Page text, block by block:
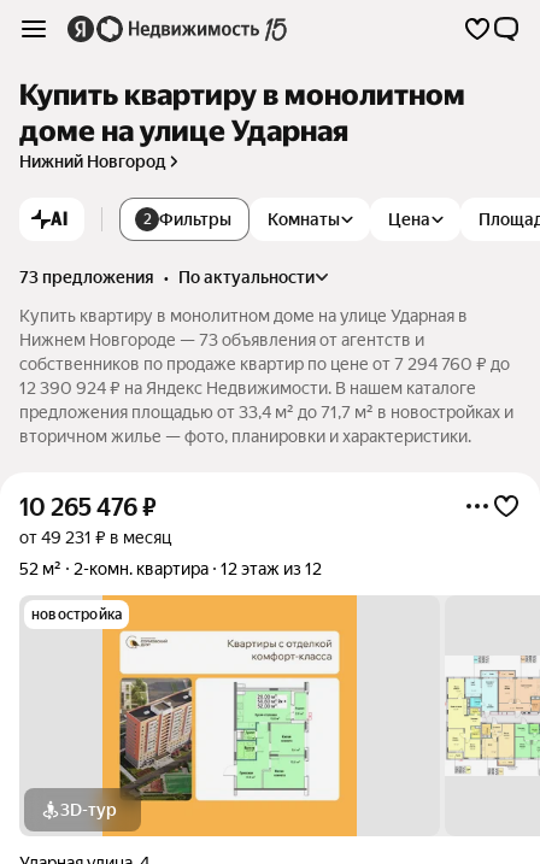
Купить квартиру в монолитном
доме на улице Ударная
Нижний Новгород
AI 2 Фильтры Комнаты Цена
73 предложения •
по актуальности
Купить квартиру в монолитном доме на улице Ударная в
Нижнем Новгороде — 73 объявления от агентств и
собственников по продаже квартир по цене от 7 294 760 ₽ до
12 390 924 ₽ на Яндекс Недвижимости. В нашем каталоге
предложения площадью от 33,4 м² до 71,7 м² в новостройках и
вторичном жилье — фото, планировки и характеристики.
10 265 476₽
от 49 231 ₽ в месяц
52 м²
2-комн. квартира 12 этаж из 12
новостройка
3D-тур